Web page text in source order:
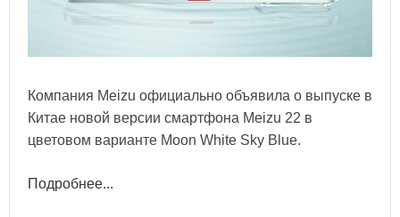
Компания Meizu официально объявила о выпуске в
Китае новой версии смартфона Meizu 22 в
цветовом варианте Moon White Sky Blue.
Подробнее...